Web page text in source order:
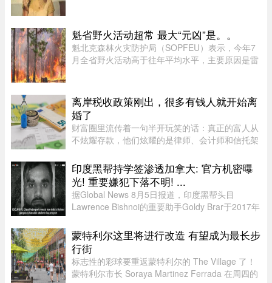
片。她的离去，带走了一个流 ...
魁省野火活动超常 最大“元凶”是。。
魁北克森林火灾防护局（SOPFEU）表示，今年7
月全省野火活动高于往年平均水平，主要原因是雷
均为66起火灾，受影响面积约111 ...
离岸税收政策刚出，很多有钱人就开始离
婚了
财富圈里流传着一句半开玩笑的话：真正的富人从
不炫耀存款，他们炫耀的是律师、会计师和信托架
处，轻易不拨。可最近这段日子，笔者听说一个奇
怪的现象——好些身家不菲 ...
印度黑帮持学签渗透加拿大: 官方机密曝
光! 重要嫌犯下落不明! ...
据Global News 8月5日报道，印度黑帮头目
Lawrence Bishnoi的重要助手Goldy Brar于2017年
Thompson Rivers University就读。但记录显示，
目前“无法确认”他是否真的上过课。实 ...
蒙特利尔这里将进行改造 有望成为最长步
行街
标志性的彩球要重返蒙特利尔的 The Village 了！
蒙特利尔市长 Soraya Martinez Ferrada 在周四的